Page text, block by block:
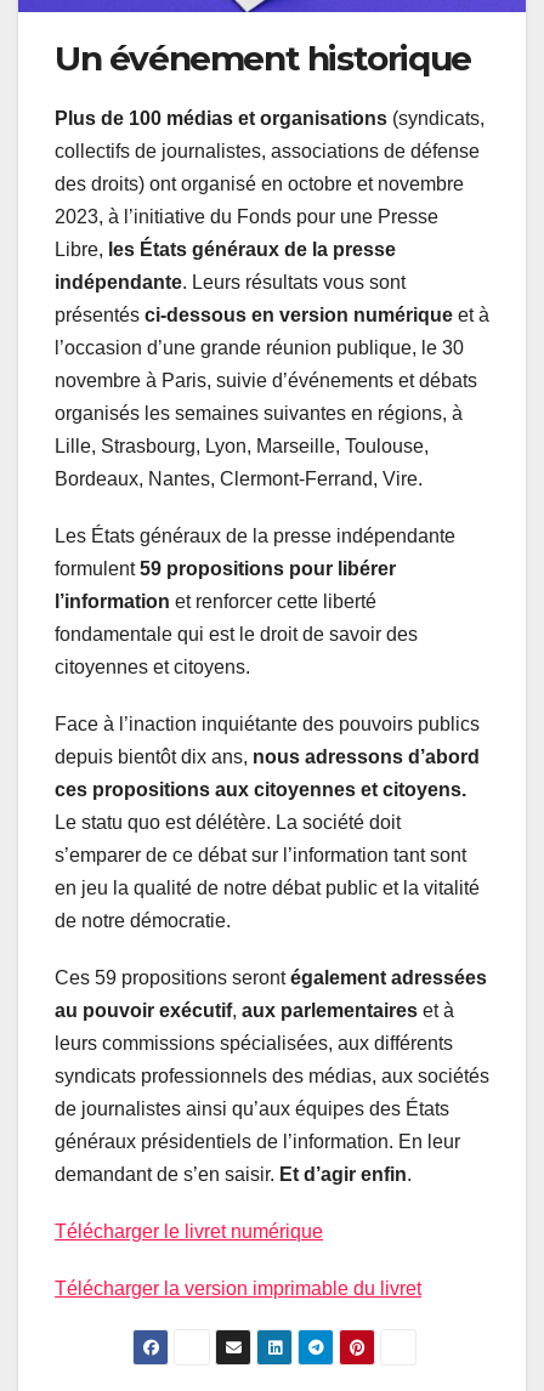
Un événement historique
Plus de 100 médias et organisations (syndicats,
collectifs de journalistes, associations de défense
des droits) ont organisé en octobre et novembre
2023, à l’initiative du Fonds pour une Presse
Libre, les États généraux de la presse
indépendante. Leurs résultats vous sont
présentés ci-dessous en version numérique et à
l’occasion d’une grande réunion publique, le 30
novembre à Paris, suivie d’événements et débats
organisés les semaines suivantes en régions, à
Lille, Strasbourg, Lyon, Marseille, Toulouse,
Bordeaux, Nantes, Clermont-Ferrand, Vire.
Les États généraux de la presse indépendante
formulent59 propositions pour libérer
l’information et renforcer cette liberté
fondamentale qui est le droit de savoir des
citoyennes et citoyens.
Face à l’inaction inquiétante des pouvoirs publics
depuis bientôt dix ans, nous adressons d’abord
ces propositions aux citoyennes et citoyens.
Le statu quo est délétère. La société doit
s’emparer de ce débat sur l’information tant sont
en jeu la qualité de notre débat public et la vitalité
de notre démocratie.
Ces 59 propositions serontégalement adressées
au pouvoir exécutif, aux parlementaires et à
leurs commissions spécialisées, aux différents
syndicats professionnels des médias, aux sociétés
de journalistes ainsi qu’aux équipes des États
généraux présidentiels de l’information. En leur
demandant de s’en saisir. Et d’agir enfin.
Télécharger le livret numérique
Télécharger la version imprimable du livret